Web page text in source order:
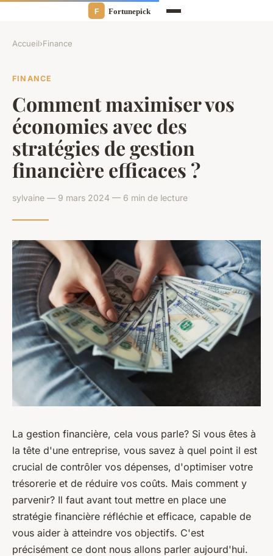
Accueil›Finance
FINANCE
Comment maximiser vos
économies avec des
stratégies de gestion
financière efficaces ?
sylvaine — 9 mars 2024 — 6 min de lecture
La gestion financière, cela vous parle? Si vous êtes à
la tête d'une entreprise, vous savez à quel point il est
crucial de contrôler vos dépenses, d'optimiser votre
trésorerie et de réduire vos coûts. Mais comment y
parvenir? Il faut avant tout mettre en place une
stratégie financière réfléchie et efficace, capable de
vous aider à atteindre vos objectifs. C'est
précisément ce dont nous allons parler aujourd'hui.